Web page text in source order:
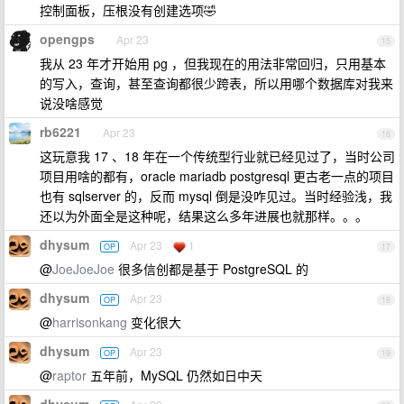
控制面板，压根没有创建选项🤣
15
opengps Apr 23
我从 23 年才开始用 pg ，但我现在的用法非常回归，只用基本
的写入，查询，甚至查询都很少跨表，所以用哪个数据库对我来
说没啥感觉
16
rb6221 Apr 23
这玩意我 17 、18 年在一个传统型行业就已经见过了，当时公司
项目用啥的都有，oracle mariadb postgresql 更古老一点的项目
也有 sqlserver 的，反而 mysql 倒是没咋见过。当时经验浅，我
还以为外面全是这种呢，结果这么多年进展也就那样。。。
17
dhysum OP Apr 23 1
@JoeJoeJoe 很多信创都是基于 PostgreSQL 的
18
dhysum OP Apr 23
@harrisonkang 变化很大
19
dhysum OP Apr 23
@raptor 五年前，MySQL 仍然如日中天